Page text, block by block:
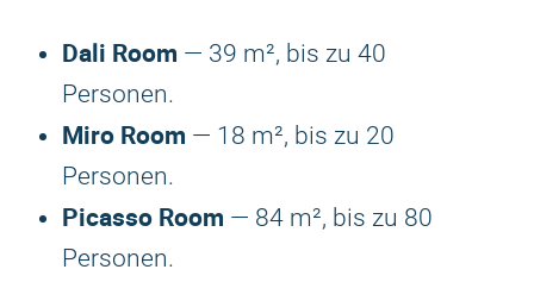
Dali Room — 39 m², bis zu 40
Personen.
Miro Room — 18 m², bis zu 20
Personen.
Picasso Room — 84 m², bis zu 80
Personen.